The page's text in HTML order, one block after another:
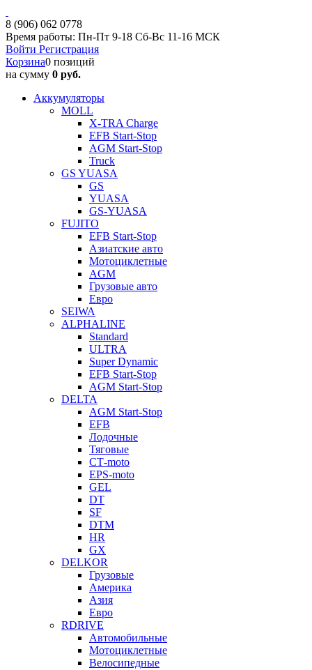
8 (906) 062 0778
Время работы: Пн-Пт 9-18 Сб-Вс 11-16 МСК
Войти Регистрация
Корзина0 позиций
на сумму 0 руб.
Аккумуляторы
MOLL
X-TRA Charge
EFB Start-Stop
AGM Start-Stop
Truck
GS YUASA
GS
YUASA
GS-YUASA
FUJITO
EFB Start-Stop
Азиатские авто
Мотоциклетные
AGM
Грузовые авто
Евро
SEIWA
ALPHALINE
Standard
ULTRA
Super Dynamic
EFB Start-Stop
AGM Start-Stop
DELTA
AGM Start-Stop
EFB
Лодочные
Тяговые
СТ-moto
EPS-moto
GEL
DT
SF
DTM
HR
GX
DELKOR
Грузовые
Америка
Азия
Евро
RDRIVE
Автомобильные
Мотоциклетные
Велосипедные